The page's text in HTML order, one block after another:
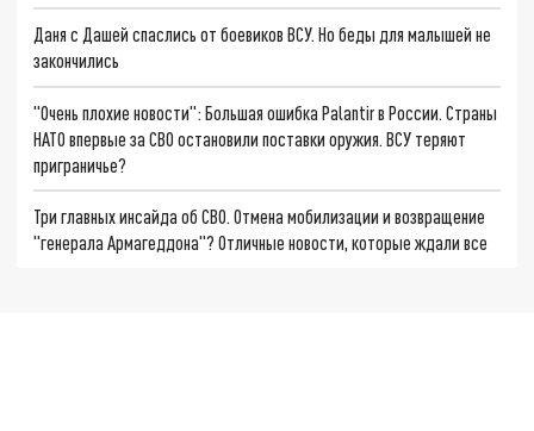
Даня с Дашей спаслись от боевиков ВСУ. Но беды для малышей не
закончились
"Очень плохие новости": Большая ошибка Palantir в России. Страны
НАТО впервые за СВО остановили поставки оружия. ВСУ теряют
приграничье?
Три главных инсайда об СВО. Отмена мобилизации и возвращение
"генерала Армагеддона"? Отличные новости, которые ждали все